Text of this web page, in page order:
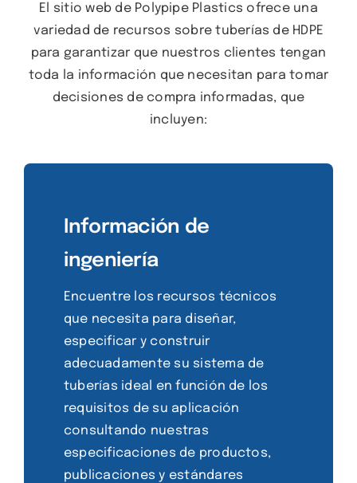
El sitio web de Polypipe Plastics ofrece una
variedad de recursos sobre tuberías de HDPE
para garantizar que nuestros clientes tengan
toda la información que necesitan para tomar
decisiones de compra informadas, que
incluyen:
Información de
ingeniería
Encuentre los recursos técnicos
que necesita para diseñar,
especificar y construir
adecuadamente su sistema de
tuberías ideal en función de los
requisitos de su aplicación
consultando nuestras
especificaciones de productos,
publicaciones y estándares